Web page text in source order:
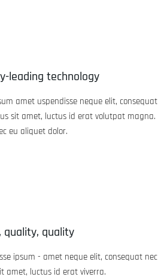
leading technology
amet uspendisse neque elit, consequat
sit amet, luctus id erat volutpat magna.
eu aliquet dolor.
quality, quality
ipsum - amet neque elit, consequat nec
amet, luctus id erat viverra.